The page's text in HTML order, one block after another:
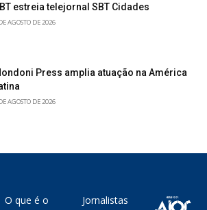
estreia telejornal SBT Cidades
AGOSTO DE 2026
Press amplia atuação na América
AGOSTO DE 2026
O que é o Jornalistas